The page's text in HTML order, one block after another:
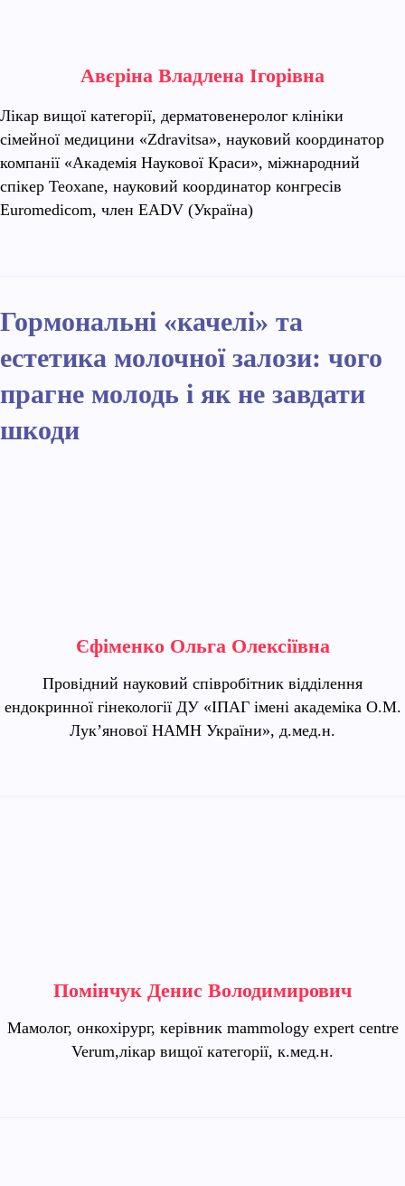
Авєріна Владлена Ігорівна
Лікар вищої категорії, дерматовенеролог клініки
сімейної медицини «Zdravitsa», науковий координатор
компанії «Академія Наукової Краси», міжнародний
спікер Teoxane, науковий координатор конгресів
Еuromedicom, член EADV (Україна)
Гормональні «качелі» та
естетика молочної залози: чого
прагне молодь і як не завдати
шкоди
Єфіменко Ольга Олексіївна
Провідний науковий співробітник відділення
ендокринної гінекології ДУ «ІПАГ імені академіка О.М.
Лук’янової НАМН України», д.мед.н.
Помінчук Денис Володимирович
Мамолог, онкохірург, керівник mammology expert centre
Verum,лікар вищої категорії, к.мед.н.